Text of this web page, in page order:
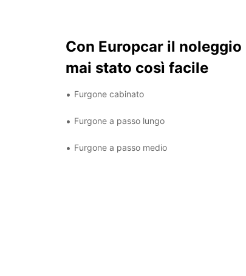
Con Europcar il
mai stato così facile
Furgone cabinato
Furgone a passo lungo
Furgone a passo medio